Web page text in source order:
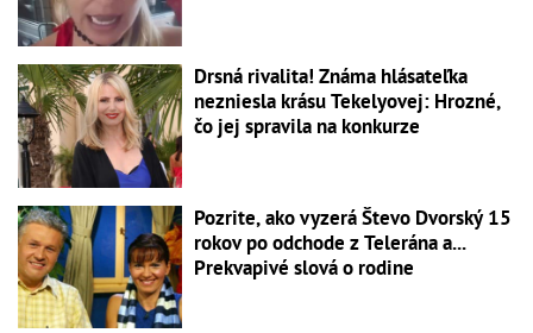
Drsná rivalita! Známa hlásateľka
nezniesla krásu Tekelyovej: Hrozné,
čo jej spravila na konkurze
Pozrite, ako vyzerá Števo Dvorský 15
rokov po odchode z Telerána a...
Prekvapivé slová o rodine